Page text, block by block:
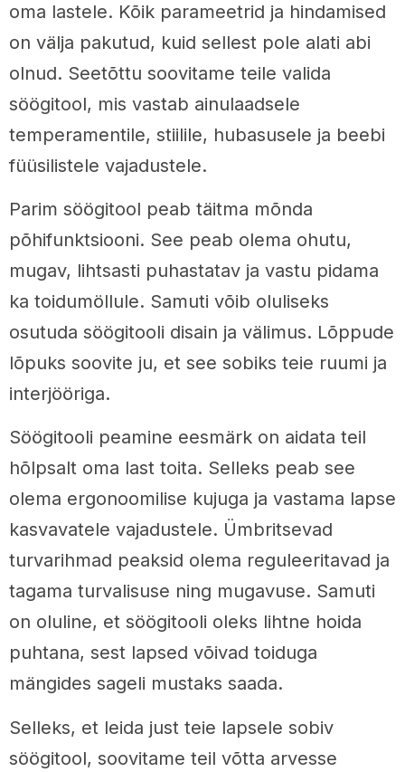
oma lastele. Kõik parameetrid ja hindamised
on välja pakutud, kuid sellest pole alati abi
olnud. Seetõttu soovitame teile valida
söögitool, mis vastab ainulaadsele
temperamentile, stiilile, hubasusele ja beebi
füüsilistele vajadustele.
Parim söögitool peab täitma mõnda
põhifunktsiooni. See peab olema ohutu,
mugav, lihtsasti puhastatav ja vastu pidama
ka toidumöllule. Samuti võib oluliseks
osutuda söögitooli disain ja välimus. Lõppude
lõpuks soovite ju, et see sobiks teie ruumi ja
interjööriga.
Söögitooli peamine eesmärk on aidata teil
hõlpsalt oma last toita. Selleks peab see
olema ergonoomilise kujuga ja vastama lapse
kasvavatele vajadustele. Ümbritsevad
turvarihmad peaksid olema reguleeritavad ja
tagama turvalisuse ning mugavuse. Samuti
on oluline, et söögitooli oleks lihtne hoida
puhtana, sest lapsed võivad toiduga
mängides sageli mustaks saada.
Selleks, et leida just teie lapsele sobiv
söögitool, soovitame teil võtta arvesse